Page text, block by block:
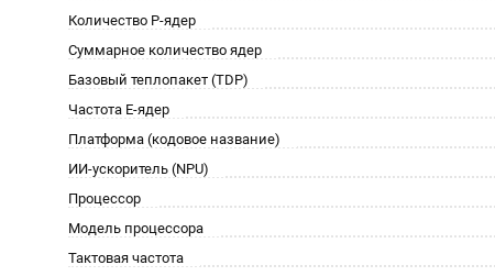
Количество P-ядер
Суммарное количество ядер
Базовый теплопакет (TDP)
Частота E-ядер
Платформа (кодовое название)
ИИ-ускоритель (NPU)
Процессор
Модель процессора
Тактовая частота